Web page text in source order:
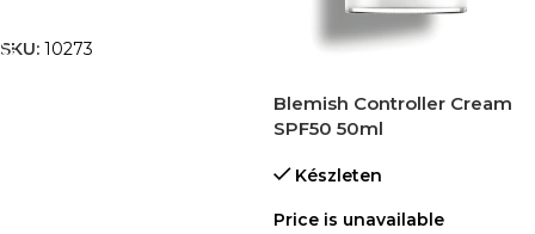
SKU: 10273
Blemish Controller Cream
SPF50 50ml
Készleten
Price is unavailable